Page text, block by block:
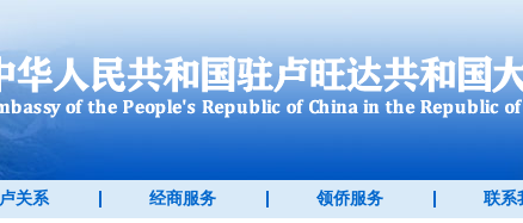
关系 经商服务 领侨服务 联系